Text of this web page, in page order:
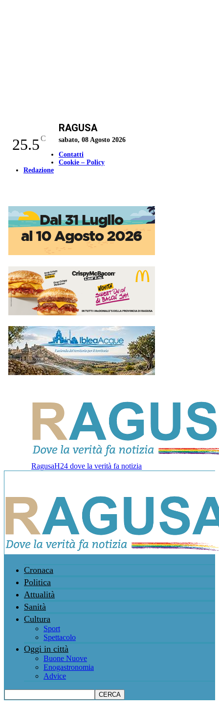
25.5C
RAGUSA
sabato, 08 Agosto 2026
Contatti
Cookie – Policy
Redazione
RagusaH24 dove la verità fa notizia
Cronaca
Politica
Attualità
Sanità
Cultura
Sport
Spettacolo
Oggi in città
Buone Nuove
Enogastronomia
Advice